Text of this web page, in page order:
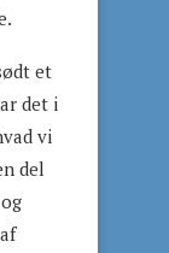
et
det i
vi
del